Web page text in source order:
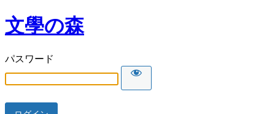
文學の森
パスワード